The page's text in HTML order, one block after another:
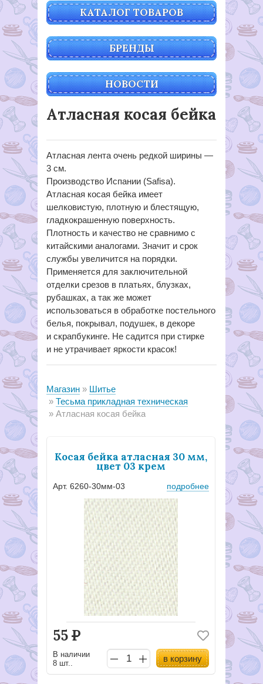
КАТАЛОГ ТОВАРОВ
БРЕНДЫ
НОВОСТИ
Атласная косая бейка
Атласная лента очень редкой ширины —
3 см.
Производство Испании (Safisa).
Атласная косая бейка имеет
шелковистую, плотную и блестящую,
гладкокрашенную поверхность.
Плотность и качество не сравнимо с
китайскими аналогами. Значит и срок
службы увеличится на порядки.
Применяется для заключительной
отделки срезов в платьях, блузках,
рубашках, а так же может
использоваться в обработке постельного
белья, покрывал, подушек, в декоре
и скрапбукинге. Не садится при стирке
и не утрачивает яркости красок!
Магазин
Шитье
Тесьма прикладная техническая
Атласная косая бейка
Косая бейка атласная 30 мм,
цвет 03 крем
Арт. 6260-30мм-03 подробнее
55Р
В наличии
8 шт..
в корзину